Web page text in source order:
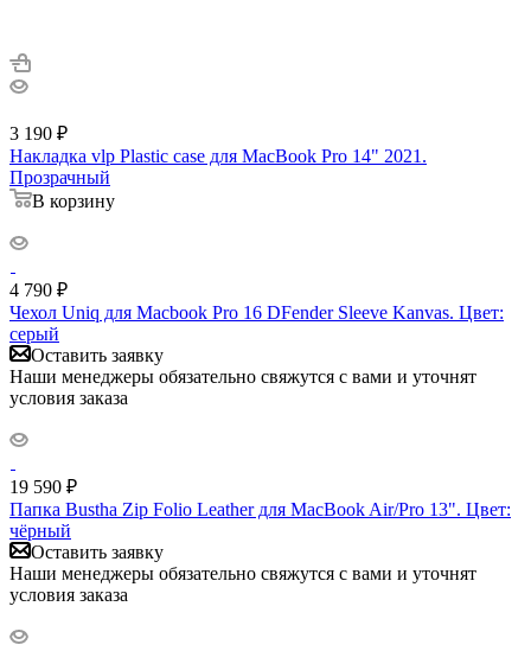
3 190 ₽
Накладка vlp Plastic case для MacBook Pro 14" 2021.
Прозрачный
В корзину
4 790 ₽
Чехол Uniq для Macbook Pro 16 DFender Sleeve Kanvas. Цвет:
серый
Оставить заявку
Наши менеджеры обязательно свяжутся с вами и уточнят
условия заказа
19 590 ₽
Папка Bustha Zip Folio Leather для MacBook Air/Pro 13". Цвет:
чёрный
Оставить заявку
Наши менеджеры обязательно свяжутся с вами и уточнят
условия заказа